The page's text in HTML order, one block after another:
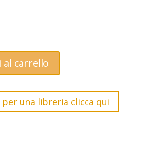
al carrello
una libreria clicca qui